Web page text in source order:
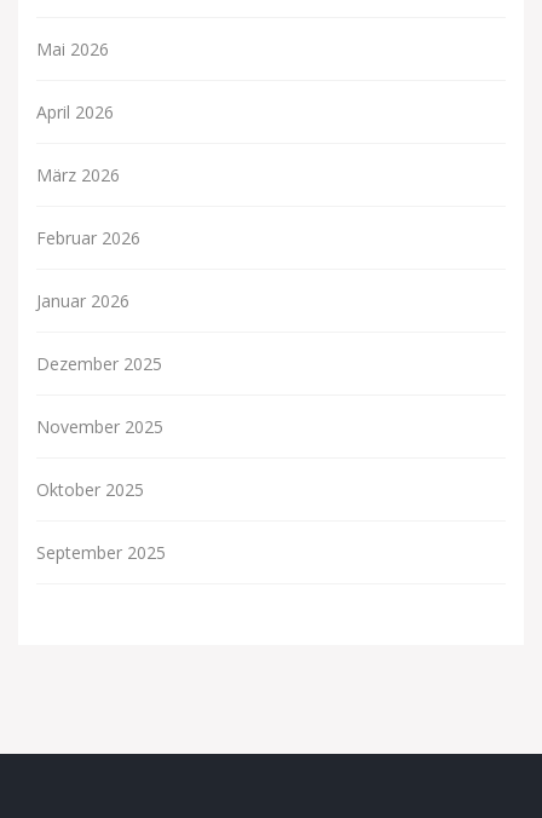
Mai 2026
April 2026
März 2026
Februar 2026
Januar 2026
Dezember 2025
November 2025
Oktober 2025
September 2025